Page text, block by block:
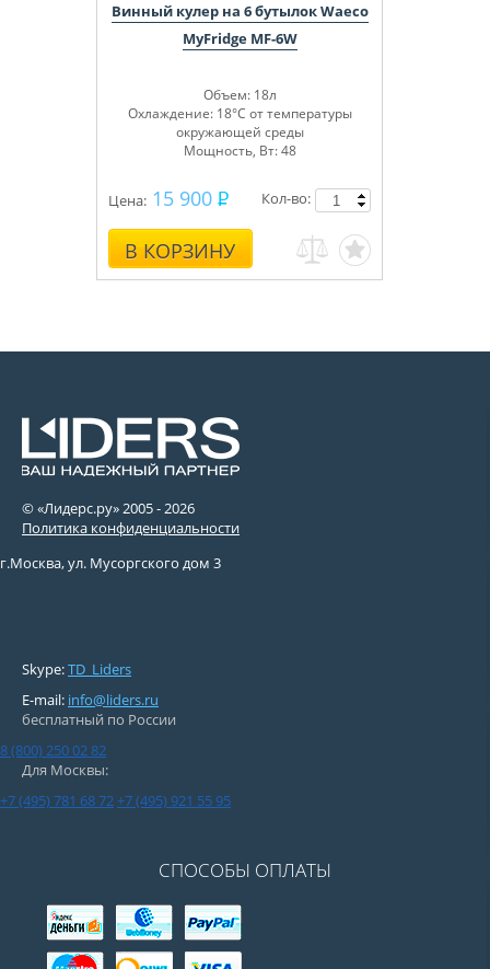
Винный кулер на 6 бутылок Waeco
MyFridge MF-6W
Объем: 18л
Охлаждение: 18°C от температуры
окружающей среды
Мощность, Вт: 48
Цена: 15 900
В КОРЗИНУ
Кол-во:
© «Лидерс.ру» 2005 -2026
Политика конфиденциальности
г.Москва, ул. Мусоргского дом 3
Skype:TD_Liders
E-mail: info@liders.ru
бесплатный по России
8 (800) 250 02 82
Для Москвы:
+7 (495) 781 68 72+7 (495) 921 55 95
СПОСОБЫ ОПЛАТЫ